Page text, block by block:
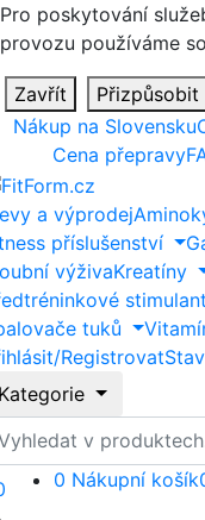
Pro poskytování
provozu používáme
Zavřít Přizpůsobit
Nákup na Slovensku
Cena přepravy
a výprodej
příslušenství
výživaKreatíny
tuků
Registrovat
0 Nákupní košík